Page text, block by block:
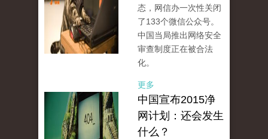
态，网信办一次性关闭
了133个微信公众号。
中国当局推出网络安全
审查制度正在被合法
化。
更多
中国宣布2015净
网计划：还会发生
什么？